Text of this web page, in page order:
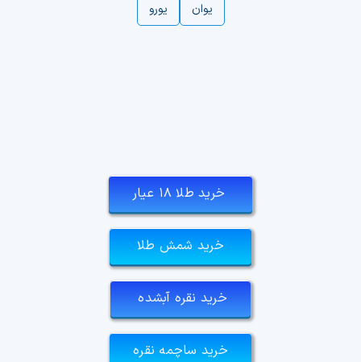
یوان
یورو
خرید طلا ۱۸ عیار
خرید شمش طلا
خرید نقره آبشده
خرید ساچمه نقره